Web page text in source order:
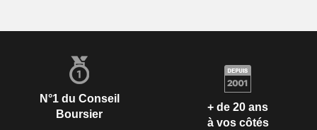
N°1 du Conseil
Boursier
+ de 20 ans
à vos côtés